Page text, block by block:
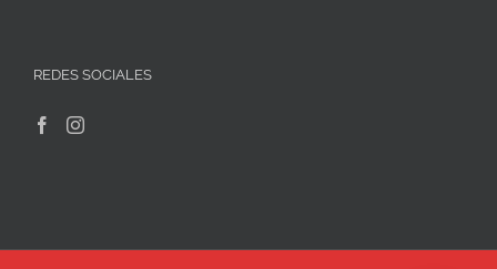
REDES SOCIALES